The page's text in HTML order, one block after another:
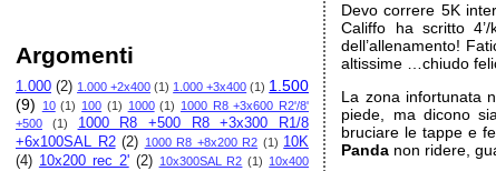
Argomenti
1.000 (2) 1.000 +2x400 (1) 1.000 +3x400 (1) 1.500
(9)
10 (1) 100 (1) 1000 (1) 1000 R8 +3x600 R2'/8'
+500
(1)
1000 R8 +500 R8 +3x300 R1/8
+6x100SAL R2 (2) 1000 R8 +8x200 R2 (1) 10K
(4) 10x200 rec 2' (2) 10x300SAL R2 (1) 10x400
Devo correre 5K
Califfo ha scritto
dell’allenamento!
altissime …chiudo
La zona infortunata
piede, ma dicono
bruciare le tappe e
Panda non ridere,